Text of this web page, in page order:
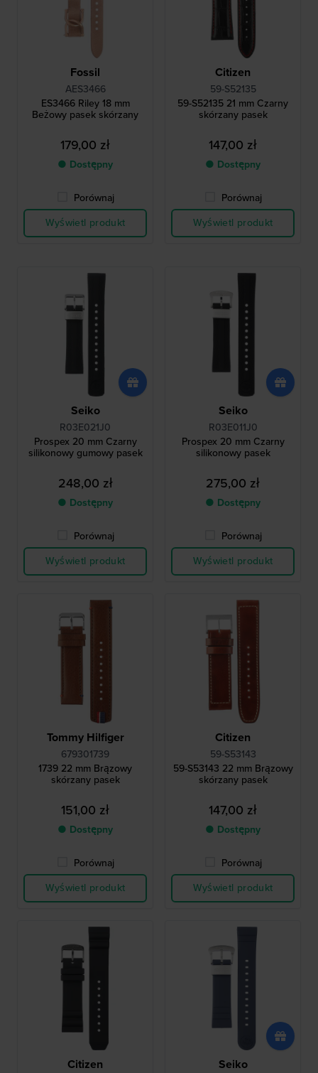
Fossil
AES3466
ES3466 Riley 18 mm
Beżowy pasek skórzany
179,00 zł
● Dostępny
Porównaj
Wyświetl produkt
Citizen
59-S52135
59-S52135 21 mm Czarny
skórzany pasek
147,00 zł
● Dostępny
Porównaj
Wyświetl produkt
Seiko
R03E021J0
Prospex 20 mm Czarny
silikonowy gumowy pasek
248,00 zł
● Dostępny
Porównaj
Wyświetl produkt
Seiko
R03E011J0
Prospex 20 mm Czarny
silikonowy pasek
275,00 zł
● Dostępny
Porównaj
Wyświetl produkt
Tommy Hilfiger
679301739
1739 22 mm Brązowy
skórzany pasek
151,00 zł
● Dostępny
Porównaj
Wyświetl produkt
Citizen
59-S53143
59-S53143 22 mm Brązowy
skórzany pasek
147,00 zł
● Dostępny
Porównaj
Wyświetl produkt
Citizen Seiko